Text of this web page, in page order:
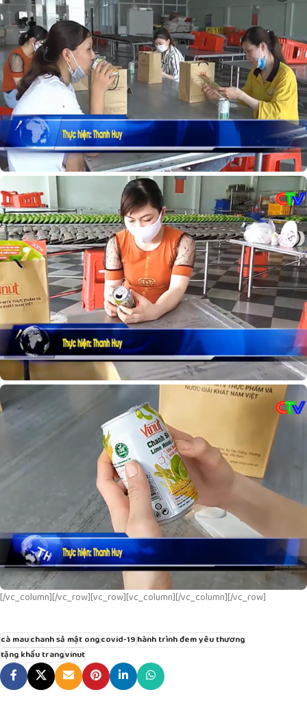
[/vc_column][/vc_row][vc_row][vc_column][/vc_column][/vc_row]
cà mauchanh sả mật ongcovid-19hành trình đem yêu thương
tặng khẩu trangvinut